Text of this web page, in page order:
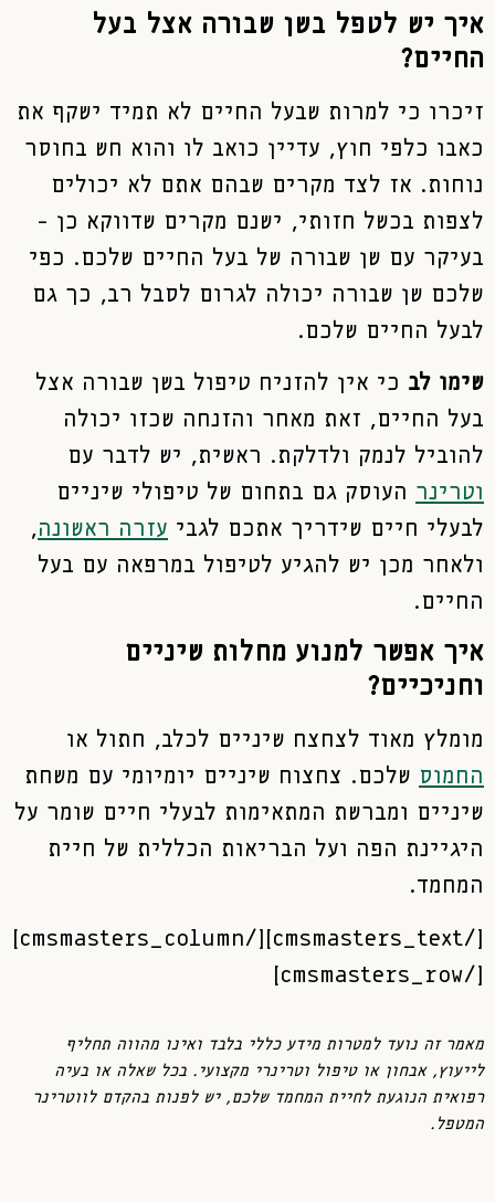
איך יש לטפל בשן שבורה אצל בעל
החיים?
זיכרו כי למרות שבעל החיים לא תמיד ישקף את
כאבו כלפי חוץ, עדיין כואב לו והוא חש בחוסר
נוחות. אז לצד מקרים שבהם אתם לא יכולים
לצפות בכשל חזותי, ישנם מקרים שדווקא כן –
בעיקר עם שן שבורה של בעל החיים שלכם. כפי
שלכם שן שבורה יכולה לגרום לסבל רב, כך גם
לבעל החיים שלכם.
שימו לב כי אין להזניח טיפול בשן שבורה אצל
בעל החיים, זאת מאחר והזנחה שכזו יכולה
להוביל לנמק ולדלקת. ראשית, יש לדבר עם
וטרינר העוסק גם בתחום של טיפולי שיניים
לבעלי חיים שידריך אתכם לגבי עזרה ראשונה,
ולאחר מכן יש להגיע לטיפול במרפאה עם בעל
החיים.
איך אפשר למנוע מחלות שיניים
וחניכיים?
מומלץ מאוד לצחצח שיניים לכלב, חתול או
החמוס שלכם. צחצוח שיניים יומיומי עם משחת
שיניים ומברשת המתאימות לבעלי חיים שומר על
היגיינת הפה ועל הבריאות הכללית של חיית
המחמד.
[/cmsmasters_text][/cmsmasters_column]
[/cmsmasters_row]
מאמר זה נועד למטרות מידע כללי בלבד ואינו מהווה תחליף
לייעוץ, אבחון או טיפול וטרינרי מקצועי. בכל שאלה או בעיה
רפואית הנוגעת לחיית המחמד שלכם, יש לפנות בהקדם לווטרינר
המטפל.